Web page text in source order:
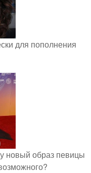
для пополнения
новый образ певицы